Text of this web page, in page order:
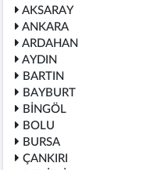
AKSARAY
ANKARA
ARDAHAN
AYDIN
BARTIN
BAYBURT
BİNGÖL
BOLU
BURSA
ÇANKIRI